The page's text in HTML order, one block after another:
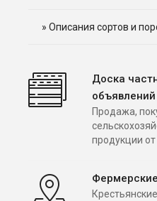
» Описания сортов и
Доска
объявлений
Продажа,
продукции от